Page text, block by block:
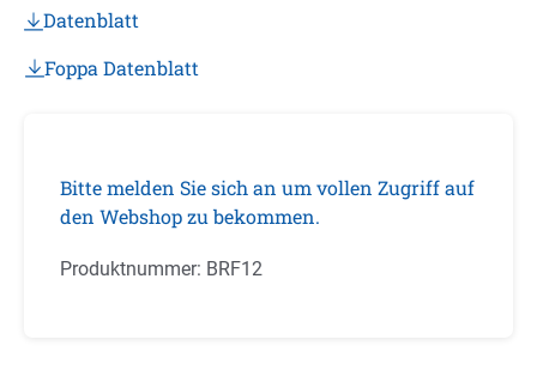
Datenblatt
Foppa Datenblatt
Bitte melden Sie sich an um vollen Zugriff auf
den Webshop zu bekommen.
Produktnummer: BRF12